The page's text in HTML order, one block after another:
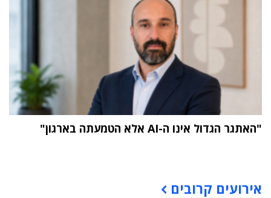
"האתגר הגדול אינו ה-AI אלא הטמעתה בארגון"
אירועים קרובים